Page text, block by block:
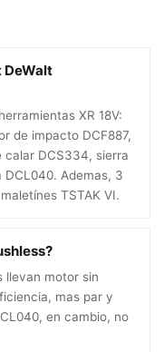
DeWalt
XR 18V:
de impacto DCF887,
calar DCS334, sierra
DCL040. Ademas, 3
TSTAK VI.
llevan motor sin
mas par y
en cambio, no